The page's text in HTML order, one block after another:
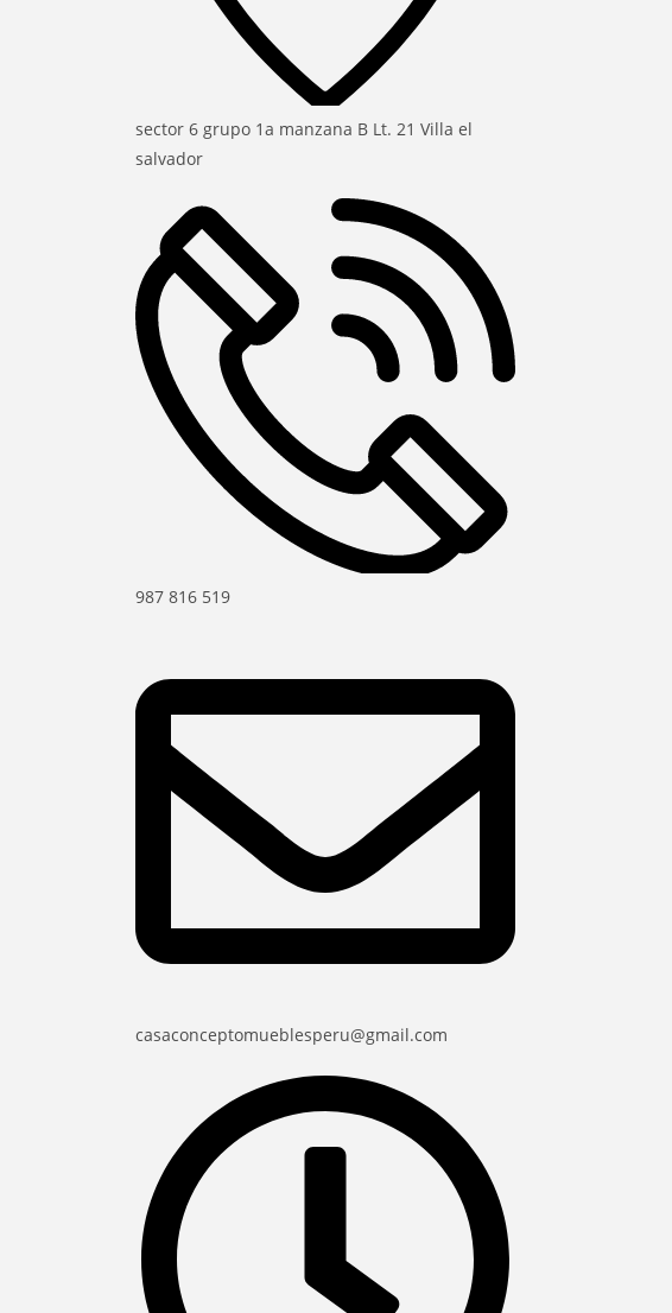
sector 6 grupo 1a manzana B Lt. 21 Villa el
salvador
987 816 519
casaconceptomueblesperu@gmail.com